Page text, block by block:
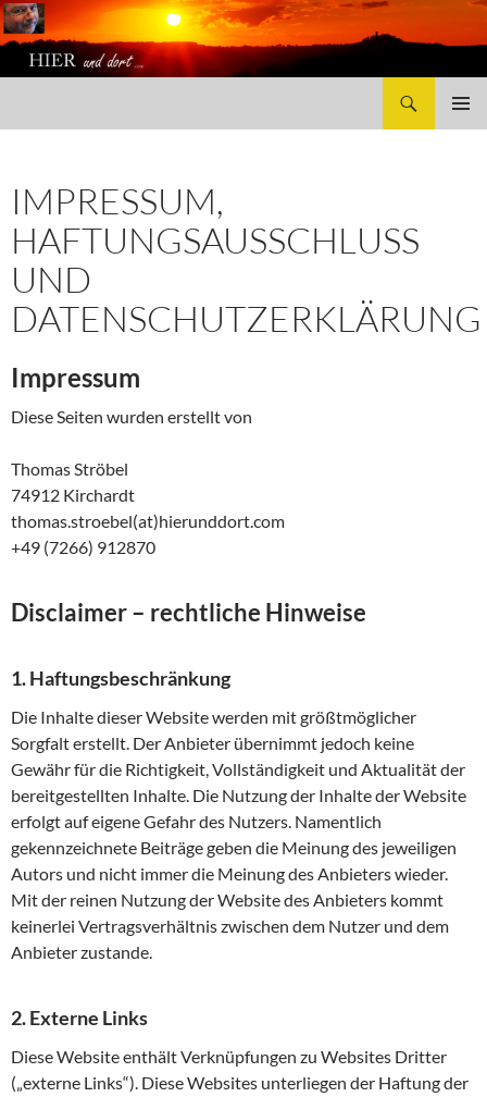
IMPRESSUM,
HAFTUNGSAUSSCHLUSS U
ND D
ATENSCHUTZERKLÄRUNG
Impressum
Diese Seiten wurden erstellt von
Thomas Ströbel
74912 Kirchardt
thomas.stroebel(at)hierunddort.com
+49 (7266) 912870
Disclaimer – rechtliche Hinweise
1. Haftungsbeschränkung
Die Inhalte dieser Website werden mit größtmöglicher
Sorgfalt erstellt. Der Anbieter übernimmt jedoch keine
Gewähr für die Richtigkeit, Vollständigkeit und Aktualität der
bereitgestellten Inhalte. Die Nutzung der Inhalte der Website
erfolgt auf eigene Gefahr des Nutzers. Namentlich
gekennzeichnete Beiträge geben die Meinung des jeweiligen
Autors und nicht immer die Meinung des Anbieters wieder.
Mit der reinen Nutzung der Website des Anbieters kommt
keinerlei Vertragsverhältnis zwischen dem Nutzer und dem
Anbieter zustande.
2. Externe Links
Diese Website enthält Verknüpfungen zu Websites Dritter
(„externe Links“). Diese Websites unterliegen der Haftung der